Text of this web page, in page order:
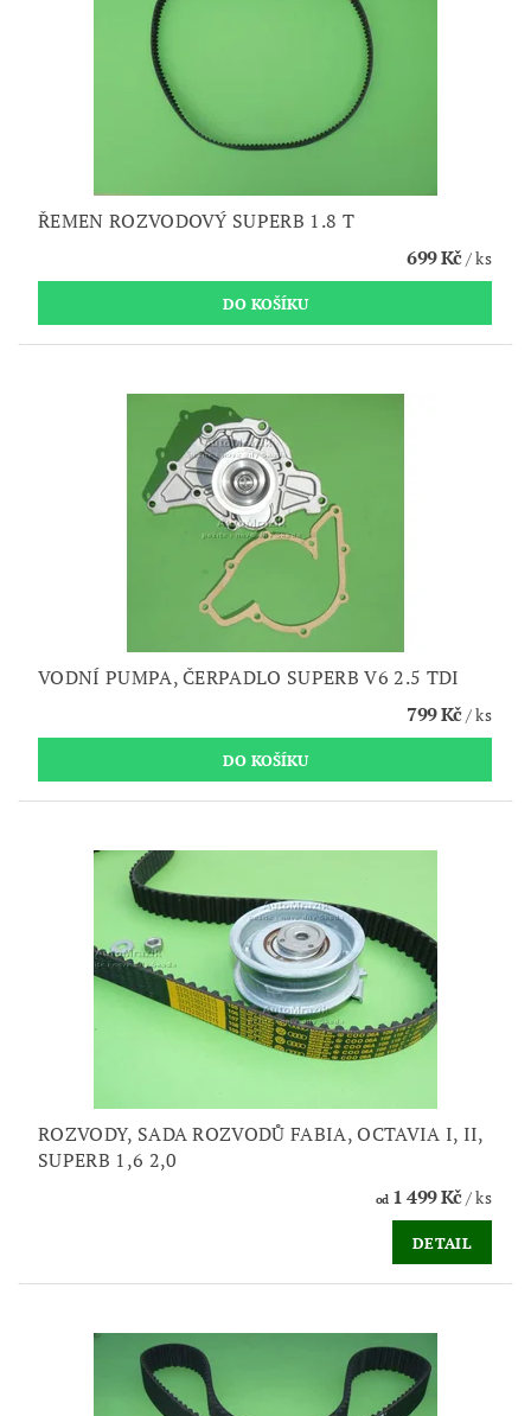
ŘEMEN ROZVODOVÝ SUPERB 1.8 T
699 Kč/ ks
VODNÍ PUMPA, ČERPADLO SUPERB V6 2.5 TDI
799 Kč/ ks
ROZVODY, SADA ROZVODŮ FABIA, OCTAVIA I, II,
SUPERB 1,6 2,0
od1 499 Kč/ ks
DETAIL